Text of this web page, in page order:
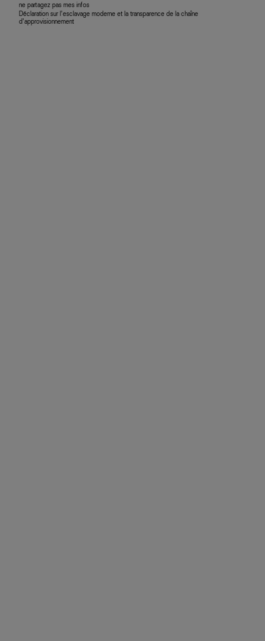
ne partagez pas mes infos
Déclaration sur l’esclavage moderne et la transparence de la chaîne
d’approvisionnement